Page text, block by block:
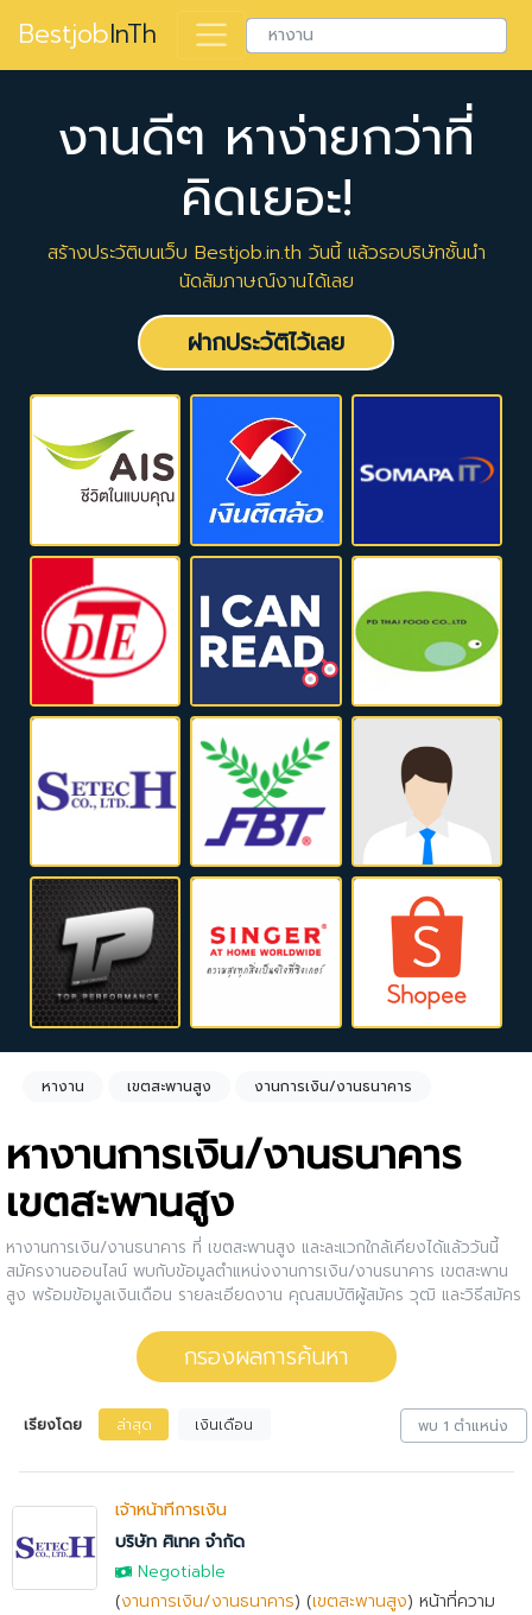
BestjobInTh
งานดีๆ หาง่ายกว่าที่
คิดเยอะ!
สร้างประวัติบนเว็บ Bestjob.in.th วันนี้ แล้วรอบริษัทชั้นนำ
นัดสัมภาษณ์งานได้เลย
ฝากประวัติไว้เลย
หางาน เขตสะพานสูง งานการเงิน/งานธนาคาร
หางานการเงิน/งานธนาคาร
เขตสะพานสูง
หางานการเงิน/งานธนาคาร ที่ เขตสะพานสูง และละแวกใกล้เคียงได้แล้ววันนี้
สมัครงานออนไลน์ พบกับข้อมูลตำแหน่งงานการเงิน/งานธนาคาร เขตสะพาน
สูง พร้อมข้อมูลเงินเดือน รายละเอียดงาน คุณสมบัติผู้สมัคร วุฒิ และวิธีสมัคร
ไหน ให้คลิกดูรายละเอียดของตำแหน่งงานนั้นๆได้เลย หรือคุณสามารถปรับ
การกรองผลการค้นหาได้อีกด้วยกรองผลการค้นหา
เรียงโดย ล่าสุด เงินเดือน พบ 1 ตำแหน่ง
เจ้าหน้าที่การเงิน
บริษัท ศิเทค จำกัด
Negotiable
(งานการเงิน/งานธนาคาร) (เขตสะพานสูง) หน้าที่ความ